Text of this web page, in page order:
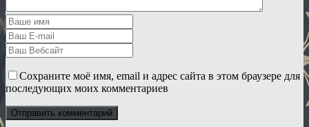
Сохраните моё имя, email и адрес сайта в этом браузере для
последующих моих комментариев